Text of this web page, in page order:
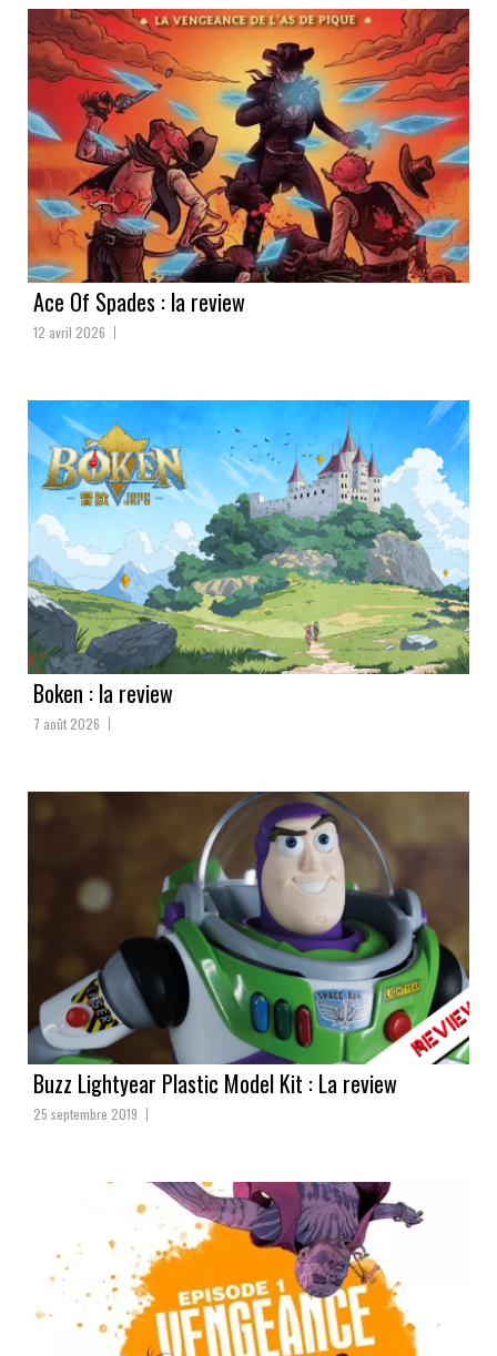
Ace Of Spades : la review
12 avril 2026
Boken : la review
7 août 2026
Buzz Lightyear Plastic Model Kit : La review
25 septembre 2019